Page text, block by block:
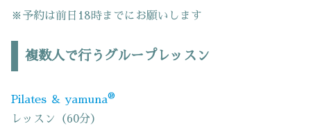
※予約は前日18時までにお願いします
複数人で行うグループレッスン
Pilates ＆ yamuna®
レッスン（60分）